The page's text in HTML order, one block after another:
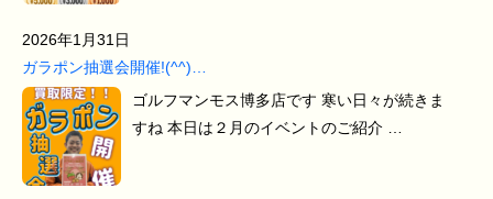
2026年1月31日
ガラポン抽選会開催!(^^)…
ゴルフマンモス博多店です 寒い日々が続きま
すね 本日は２月のイベントのご紹介 …